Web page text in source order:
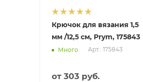
Крючок для вязания 1,5
мм /12,5 см, Prym, 175843
Много Арт.: 175843
от 303 руб.